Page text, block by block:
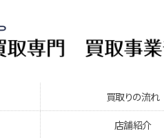
買取りの流れ
店舗紹介